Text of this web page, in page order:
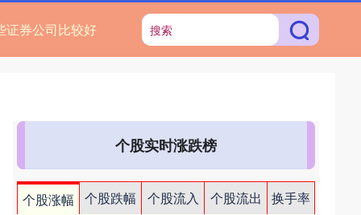
证券公司比较好
个股实时涨跌榜
个股涨幅 个股跌幅 个股流入 个股流出
换手率